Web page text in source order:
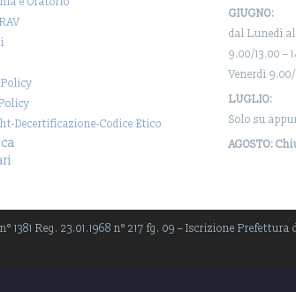
Decertificazione-Codice Etico
GIUGNO:
dal Lunedì
9.00/13.00 –
Venerdì 9.00/
LUGLIO:
Solo su
AGOSTO:
1381 Reg. 23.01.1968 n° 217 fg. 09 – Iscrizione